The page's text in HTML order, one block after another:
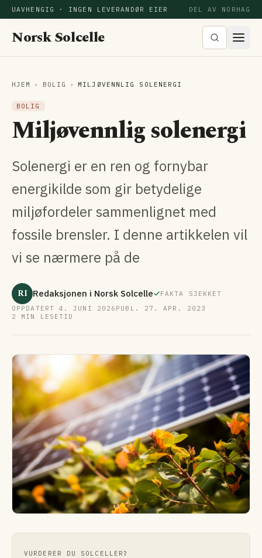
UAVHENGIG · INGEN LEVERANDØR EIER DEL AV NORHAG
Norsk Solcelle
HJEM › BOLIG › MILJØVENNLIG SOLENERGI
BOLIG
Miljøvennlig solenergi
Solenergi er en ren og fornybar
energikilde som gir betydelige
miljøfordeler sammenlignet med
fossile brensler. I denne artikkelen vil
vi se nærmere på de
RI Redaksjonen i Norsk Solcelle
FAKTA SJEKKET
OPPDATERT 4. JUNI 2026 PUBL. 27. APR. 2023
2 MIN LESETID
VURDERER DU SOLCELLER?